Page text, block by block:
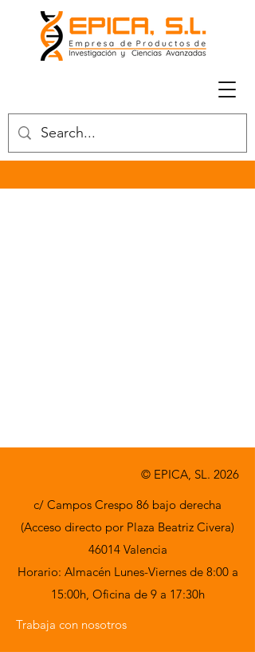
© EPICA, SL. 2026
c/ Campos Crespo 86 bajo derecha
(Acceso directo por Plaza Beatriz Civera)
46014 Valencia
Horario: Almacén Lunes-Viernes de 8:00 a
15:00h, Oficina de 9 a 17:30h
Trabaja con nosotros